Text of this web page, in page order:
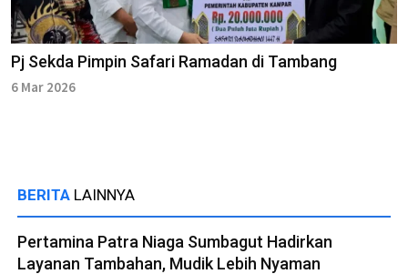
Pj Sekda Pimpin Safari Ramadan di Tambang
6 Mar 2026
BERITA LAINNYA
Pertamina Patra Niaga Sumbagut Hadirkan
Layanan Tambahan, Mudik Lebih Nyaman